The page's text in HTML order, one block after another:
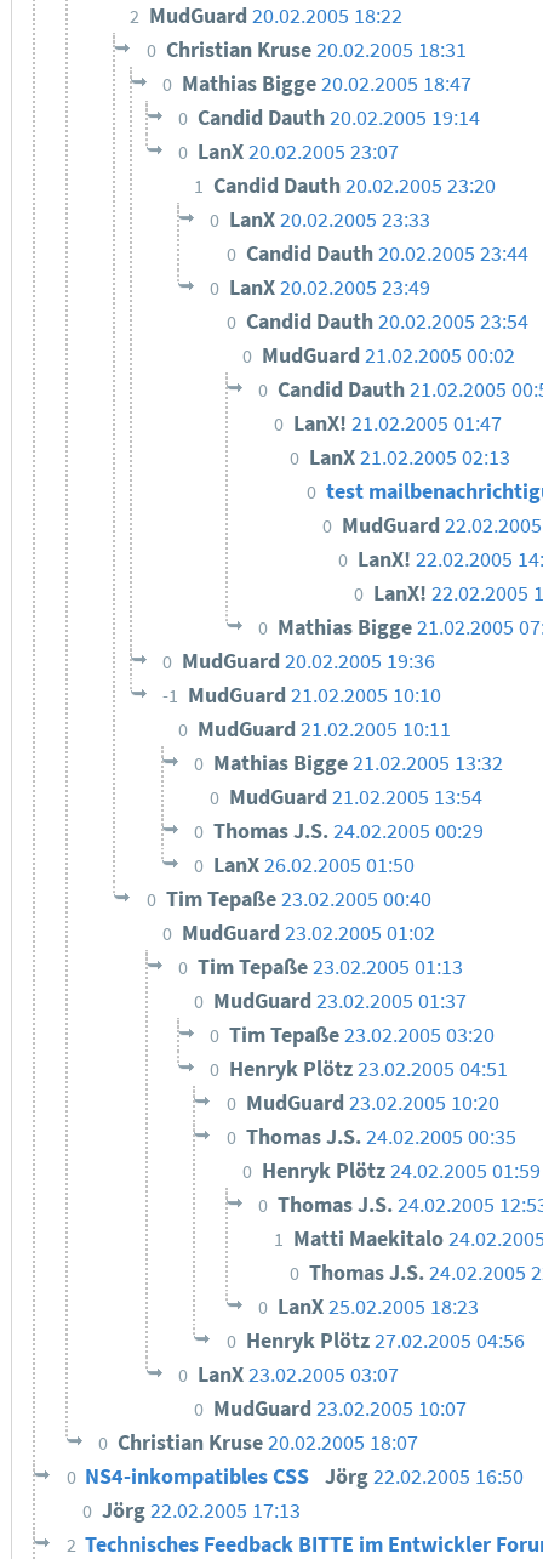
2 MudGuard20.02.2005 18:22
0 Christian Kruse20.02.2005 18:31
0 Mathias Bigge20.02.2005 18:47
0 Candid Dauth20.02.2005 19:14
0 LanX20.02.2005 23:07
1 Candid Dauth20.02.2005 23:20
0 LanX20.02.2005 23:33
0 Candid Dauth20.02.2005 23:44
0 LanX20.02.2005 23:49
0 Candid Dauth20.02.2005 23:54
0 MudGuard 21.02.2005 00:02
0 Candid Dauth21.02.2005
0 LanX!21.02.2005 01:47
0 LanX21.02.2005 02:13
0 test
0 MudGuard
0 LanX! 22.02.2005
0 LanX!22.02.2005
0 Mathias Bigge21.02.2005
0 MudGuard 20.02.2005 19:36
-1 MudGuard 21.02.2005 10:10
0 MudGuard 21.02.2005 10:11
0 Mathias Bigge21.02.2005 13:32
0 MudGuard21.02.2005 13:54
0 Thomas J.S.24.02.2005 00:29
0 LanX26.02.2005 01:50
0 Tim Tepaße23.02.2005 00:40
0 MudGuard 23.02.2005 01:02
0 Tim Tepaße23.02.2005 01:13
0 MudGuard23.02.2005 01:37
0 Tim Tepaße23.02.2005 03:20
0 Henryk Plötz23.02.2005 04:51
0 MudGuard 23.02.2005 10:20
0 Thomas J.S.24.02.2005 00:35
0 Henryk Plötz24.02.2005 01:59
0 Thomas J.S.24.02.2005
1 Matti Maekitalo
0 Thomas J.S.24.02.2005
0 LanX25.02.2005 18:23
0 Henryk Plötz27.02.2005 04:56
0 LanX23.02.2005 03:07
0 MudGuard23.02.2005 10:07
0 Christian Kruse20.02.2005 18:07
0 NS4-inkompatibles CSS Jörg22.02.2005 16:50
0 Jörg22.02.2005 17:13
2 Technisches Feedback BITTE im Entwickler